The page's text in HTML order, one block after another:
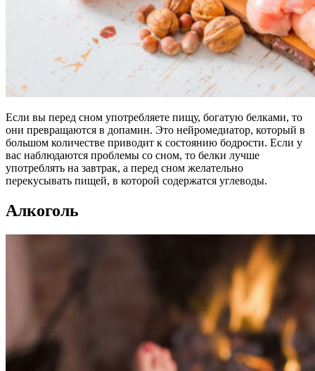
Если вы перед сном употребляете пищу, богатую белками, то
они превращаются в допамин. Это нейромедиатор, который в
большом количестве приводит к состоянию бодрости. Если у
вас наблюдаются проблемы со сном, то белки лучше
употреблять на завтрак, а перед сном желательно
перекусывать пищей, в которой содержатся углеводы.
Алкоголь